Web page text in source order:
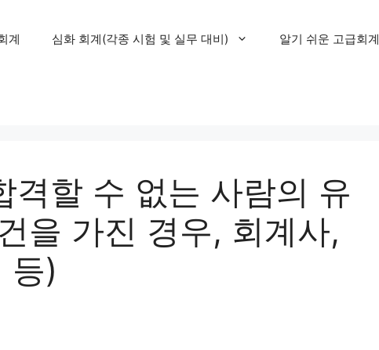
계 심화 회계(각종 시험 및 실무 대비) 알기 쉬운 고급회계
격할 수 없는 사람의 유
을 가진 경우, 회계사,
등)